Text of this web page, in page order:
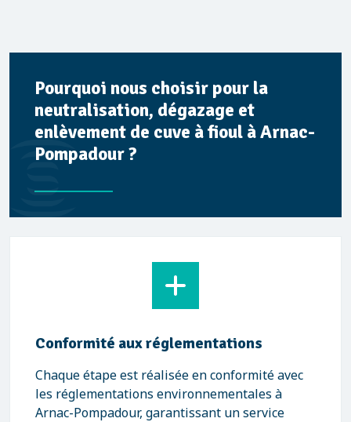
Pourquoi nous choisir pour la
neutralisation, dégazage et
enlèvement de cuve à fioul à Arnac-
Pompadour ?
Conformité aux réglementations
Chaque étape est réalisée en conformité avec
les réglementations environnementales à
Arnac-Pompadour, garantissant un service